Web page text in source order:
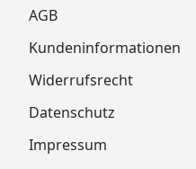
AGB
Kundeninformationen
Widerrufsrecht
Datenschutz
Impressum